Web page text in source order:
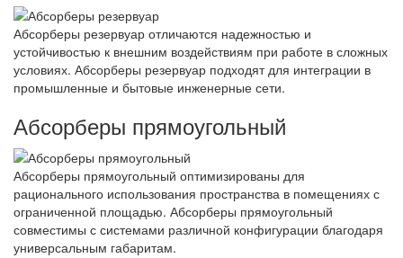
Абсорберы резервуар отличаются надежностью и
устойчивостью к внешним воздействиям при работе в сложных
условиях. Абсорберы резервуар подходят для интеграции в
промышленные и бытовые инженерные сети.
Абсорберы прямоугольный
Абсорберы прямоугольный оптимизированы для
рационального использования пространства в помещениях с
ограниченной площадью. Абсорберы прямоугольный
совместимы с системами различной конфигурации благодаря
универсальным габаритам.